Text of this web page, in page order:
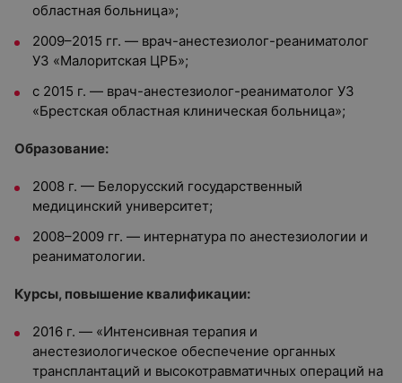
областная больница»;
2009–2015 гг. — врач-анестезиолог-реаниматолог
УЗ «Малоритская ЦРБ»;
с 2015 г. — врач-анестезиолог-реаниматолог УЗ
«Брестская областная клиническая больница»;
Образование:
2008 г. — Белорусский государственный
медицинский университет;
2008–2009 гг. — интернатура по анестезиологии и
реаниматологии.
Курсы, повышение квалификации:
2016 г. — «Интенсивная терапия и
анестезиологическое обеспечение органных
трансплантаций и высокотравматичных операций на